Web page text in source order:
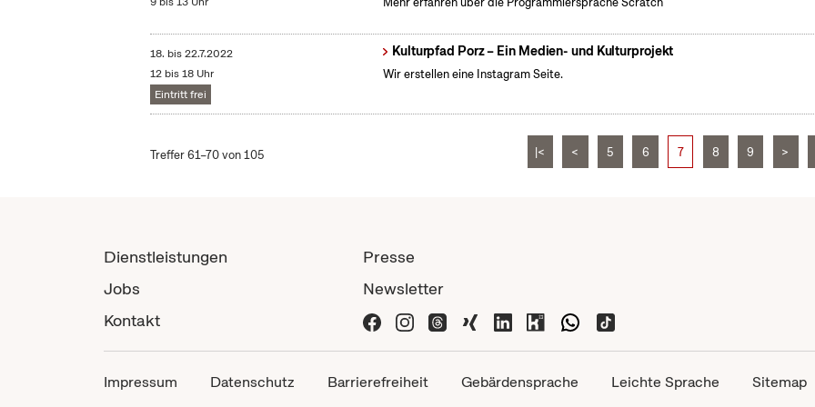
18. bis22.7.2022
12 bis 18 Uhr
Eintritt frei
Kulturpfad Porz – Ein Medien- und Kulturprojekt
Wir erstellen eine Instagram Seite.
Treffer 61–70 von 105 |< < 5 6 7 8 9 >
Dienstleistungen
Jobs
Kontakt
Presse
Newsletter
Impressum Datenschutz Barrierefreiheit Gebärdensprache Leichte Sprache Sitemap